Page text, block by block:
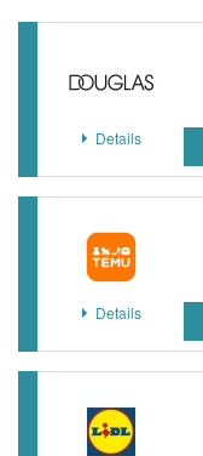
Details
Details